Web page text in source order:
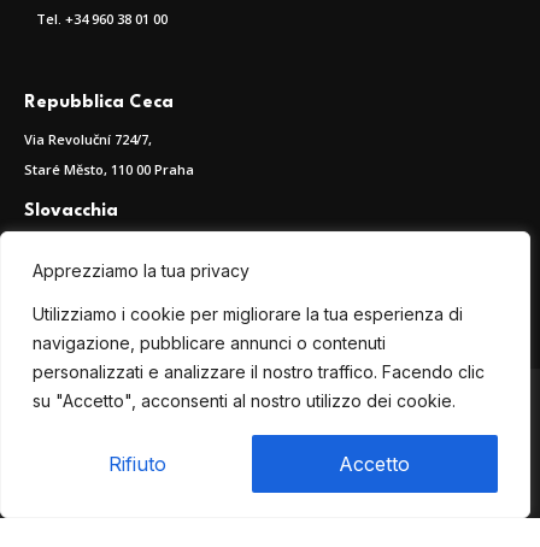
Apprezziamo la tua privacy
Utilizziamo i cookie per migliorare la tua esperienza di
navigazione, pubblicare annunci o contenuti
personalizzati e analizzare il nostro traffico. Facendo clic
su "Accetto", acconsenti al nostro utilizzo dei cookie.
Rifiuto Accetto
Tel. +34 960 38 01 00
Repubblica Ceca
Via Revoluční 724/7,
Staré Město, 110 00 Praha
Slovacchia
851 04 Bratislava, Slovakia
Tel. +421 915783912
Seguici anche su
Termini e Condizioni –